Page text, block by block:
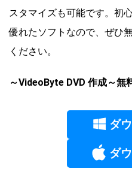
スタマイズも可能です。初
優れたソフトなので、ぜひ
ください。
～VideoByte DVD 作成～無
ダ
ダ